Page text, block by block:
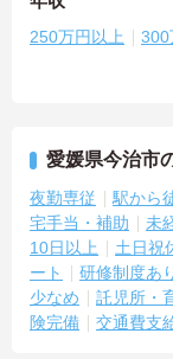
250万円以上 300
愛媛県今治市
夜勤専従 駅から
宅手当・補助
未
10日以上
土日祝
ート
研修制度あ
少なめ
託児所・
険完備
交通費支